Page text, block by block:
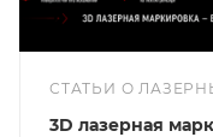
СТАТЬИ О
3D лазерная